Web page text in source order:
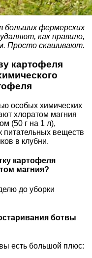
больших фермерских
как правило,
Просто скашивают.
картофеля
особых химических
хлоратом магния
(50 г на 1 л),
питательных веществ
в клубни.
картофеля
магния?
до уборки
ботвы
есть большой плюс: